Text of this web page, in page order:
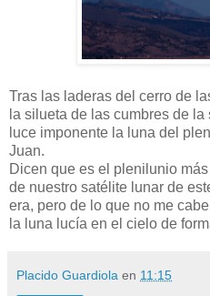
Tras las laderas del cerro de
la silueta de las cumbres de
luce imponente la luna del
Juan.
Dicen que es el plenilunio
de nuestro satélite lunar de
era, pero de lo que no me
la luna lucía en el cielo de
Placido Guardiola en 11:15